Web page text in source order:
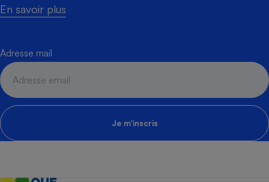
En savoir plus
Adresse mail
Je m'inscris